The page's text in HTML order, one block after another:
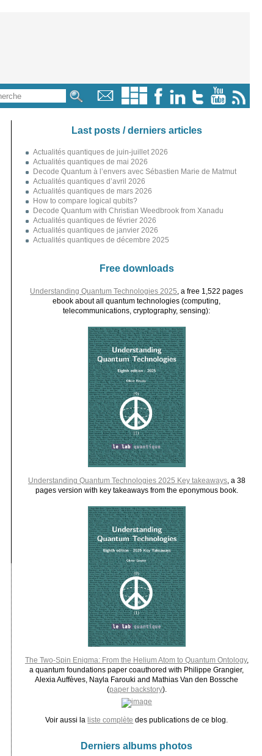
Last posts / derniers articles
Actualités quantiques de juin-juillet 2026
Actualités quantiques de mai 2026
Decode Quantum à l’envers avec Sébastien Marie de Matmut
Actualités quantiques d’avril 2026
Actualités quantiques de mars 2026
How to compare logical qubits?
Decode Quantum with Christian Weedbrook from Xanadu
Actualités quantiques de février 2026
Actualités quantiques de janvier 2026
Actualités quantiques de décembre 2025
Free downloads
Understanding Quantum Technologies 2025 , a free 1,522 pages
ebook about all quantum technologies (computing,
telecommunications, cryptography, sensing):
Understanding Quantum Technologies 2025 Key takeaways, a 38
pages version with key takeaways from the eponymous book.
The Two-Spin Enigma: From the Helium Atom to Quantum Ontology,
a quantum foundations paper coauthored with Philippe Grangier,
Alexia Auffèves, Nayla Farouki and Mathias Van den Bossche
(paper backstory).
Voir aussi la liste complète des publications de ce blog.
Derniers albums photos